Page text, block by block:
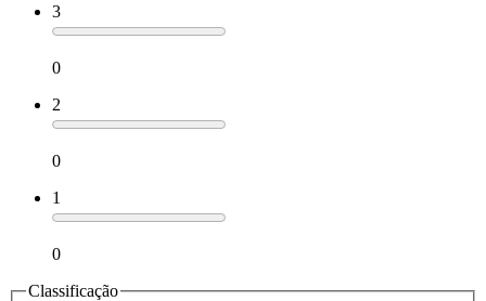
3
0
2
0
1
0
Classificação